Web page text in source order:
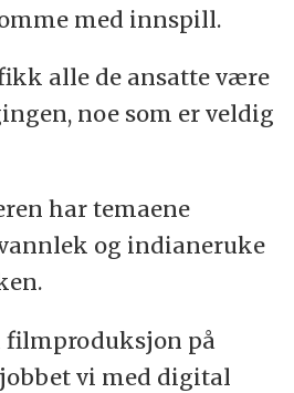
med innspill.
alle de ansatte være
noe som er veldig
har temaene
og indianeruke
filmproduksjon på
vi med digital